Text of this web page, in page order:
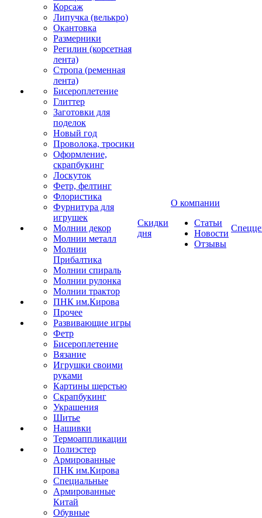
Корсаж
Липучка (велькро)
Окантовка
Размерники
Регилин (корсетная
лента)
Стропа (ременная
лента)
Бисероплетение
Глиттер
Заготовки для
поделок
Новый год
Проволока, тросики
Оформление,
скрапбукинг
Лоскуток
Фетр, фелтинг
Флористика
Фурнитура для
игрушек
Молнии декор
Молнии металл
Молнии
Прибалтика
Молнии спираль
Молнии рулонка
Молнии трактор
ПНК им.Кирова
Прочее
Развивающие игры
Фетр
Бисероплетение
Вязание
Игрушки своими
руками
Картины шерстью
Скрапбукинг
Украшения
Шитье
Нашивки
Термоаппликации
Полиэстер
Армированные
ПНК им.Кирова
Специальные
Армированные
Китай
Обувные
Скидки
дня
О компании
Статьи
Новости
Отзывы